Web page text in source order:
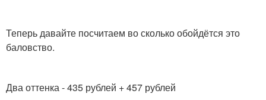
Теперь давайте посчитаем во сколько обойдётся это
баловство.
Два оттенка - 435 рублей + 457 рублей